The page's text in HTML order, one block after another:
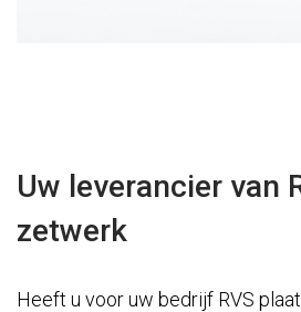
Uw leverancier van
zetwerk
Heeft u voor uw bedrijf RVS